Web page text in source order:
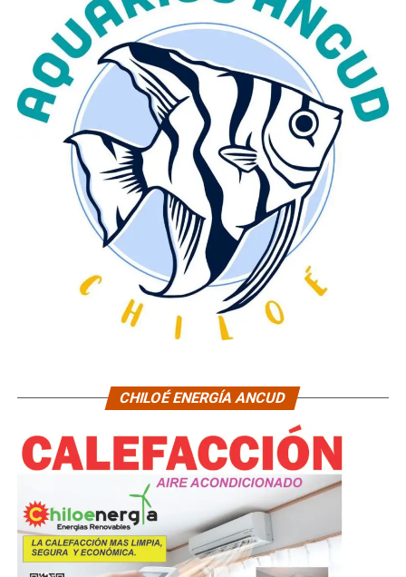
CHILOÉ ENERGÍA ANCUD